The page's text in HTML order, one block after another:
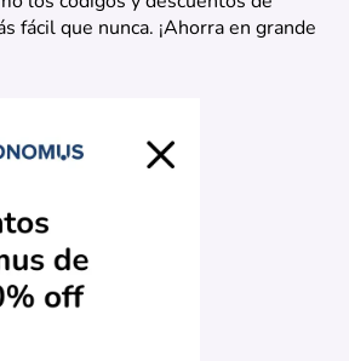
fácil que nunca. ¡Ahorra en grande